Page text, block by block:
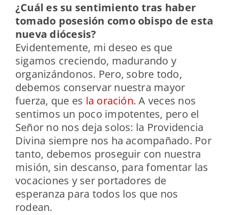
¿Cuál es su sentimiento tras haber
tomado posesión como obispo de esta
nueva diócesis?
Evidentemente, mi deseo es que
sigamos creciendo, madurando y
organizándonos. Pero, sobre todo,
debemos conservar nuestra mayor
fuerza, que es la oración. A veces nos
sentimos un poco impotentes, pero el
Señor no nos deja solos: la Providencia
Divina siempre nos ha acompañado. Por
tanto, debemos proseguir con nuestra
misión, sin descanso, para fomentar las
vocaciones y ser portadores de
esperanza para todos los que nos
rodean.